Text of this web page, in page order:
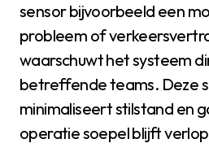
sensor bijvoorbeeld een
probleem of
waarschuwt het systeem
betreffende teams. Deze
minimaliseert stilstand en
operatie soepel blijft